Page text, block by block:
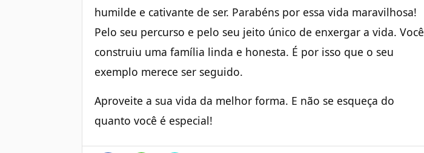
humilde e cativante de ser. Parabéns por essa vida maravilhosa!
Pelo seu percurso e pelo seu jeito único de enxergar a vida. Você
construiu uma família linda e honesta. É por isso que o seu
exemplo merece ser seguido.
Aproveite a sua vida da melhor forma. E não se esqueça do
quanto você é especial!